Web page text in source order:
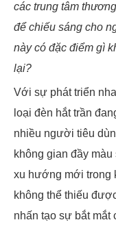
các trung tâm
để chiếu sáng cho
này có đặc điểm gì
lại?
Với sự phát triển
loại đèn hắt trần
nhiều người tiêu
không gian đầy
xu hướng mới trong
không thể thiếu
nhấn tạo sự bắt mắt